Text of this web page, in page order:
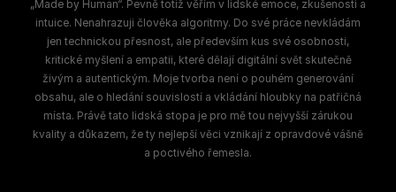
„Made by Human“. Pevně totiž věřím v lidské emoce, zkušenosti a
intuice. Nenahrazuji člověka algoritmy. Do své práce nevkládám
jen technickou přesnost, ale především kus své osobnosti,
kritické myšlení a empatii, které dělají digitální svět skutečně
živým a autentickým. Moje tvorba není o pouhém generování
obsahu, ale o hledání souvislostí a vkládání hloubky na patřičná
místa. Právě tato lidská stopa je pro mě tou nejvyšší zárukou
kvality a důkazem, že ty nejlepší věci vznikají z opravdové vášně
a poctivého řemesla.